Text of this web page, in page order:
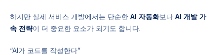
하지만 실제 서비스 개발에서는 단순한 AI 자동화보다 AI 개발 가
속 전략이 더 중요한 요소가 되기도 합니다.
“AI가 코드를 작성한다”